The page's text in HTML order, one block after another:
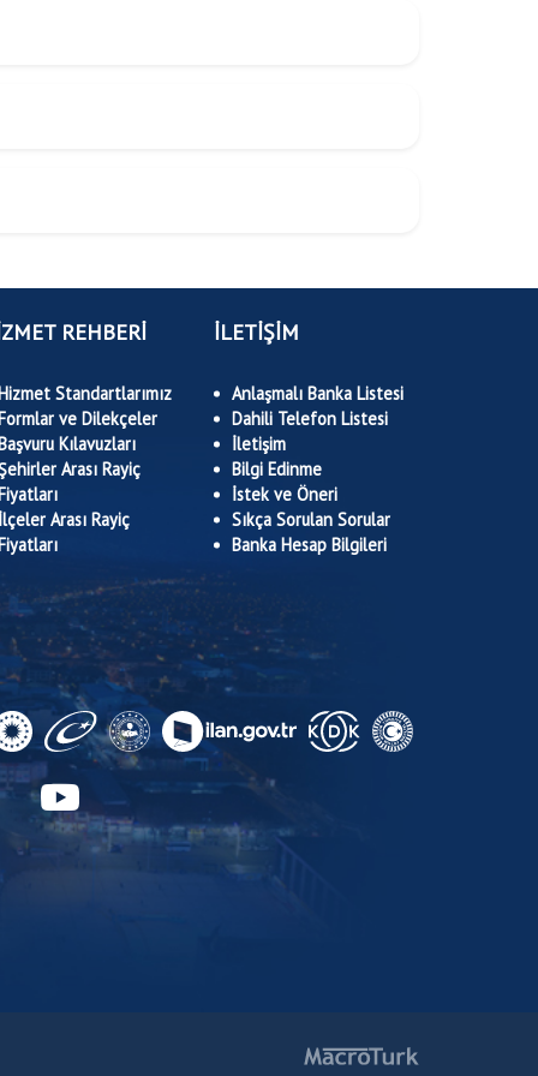
REHBERİ
Standartlarımız
ve Dilekçeler
Kılavuzları
Arası Rayiç
İlçeler Arası Rayiç
İLETİŞİM
Anlaşmalı Banka Listesi
Dahili Telefon Listesi
İletişim
Bilgi Edinme
İstek ve Öneri
Sıkça Sorulan Sorular
Banka Hesap Bilgileri